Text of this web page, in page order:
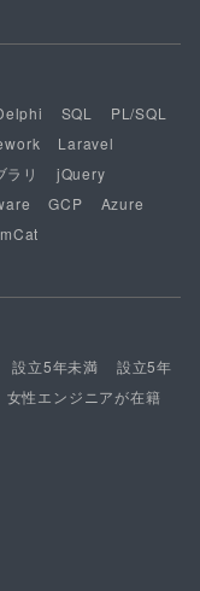
SQL
PL/SQL
Laravel
ラリ
jQuery
GCP
Azure
設立5年未満
設立5年
女性エンジニアが在籍